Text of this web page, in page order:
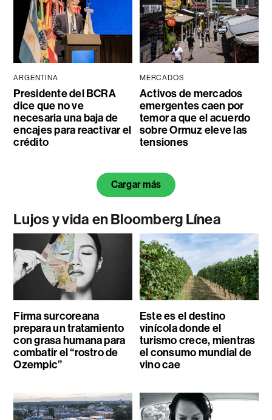
ARGENTINA
Presidente del BCRA
dice que no ve
necesaria una baja de
encajes para reactivar el
crédito
MERCADOS
Activos de mercados
emergentes caen por
temor a que el acuerdo
sobre Ormuz eleve las
tensiones
Cargar más
Lujos y vida en Bloomberg Línea
Firma surcoreana
prepara un tratamiento
con grasa humana para
combatir el “rostro de
Ozempic”
Este es el destino
vinícola donde el
turismo crece, mientras
el consumo mundial de
vino cae